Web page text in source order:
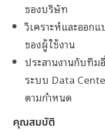
ของบริษัท
วิเคราะห์และออก
ของผู้ใช้งาน
ประสานงานกับที
ระบบ Data
ตามกำหนด
คุณสมบัติ